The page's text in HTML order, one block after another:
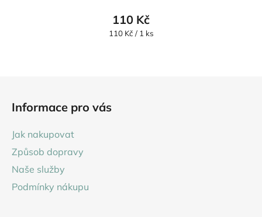
110 Kč
Měrná
110 Kč / 1 ks
Informace pro vás
Jak nakupovat
Způsob dopravy
Naše služby
Podmínky nákupu